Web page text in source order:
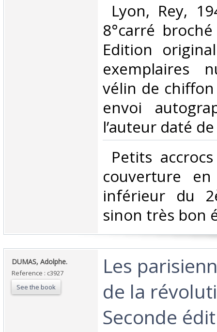
Lyon, Rey,
8°carré
Edition
exemplaires
vélin de chiffon
envoi
l’auteur daté
Petits
couverture
inférieur du
sinon très bon
‎DUMAS, Adolphe.‎
Reference : c3927
See the book
‎Les
de la
Seconde